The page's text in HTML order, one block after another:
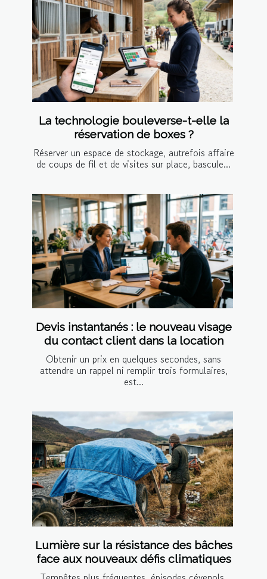
La technologie bouleverse-t-elle la
réservation de boxes ?
Réserver un espace de stockage, autrefois affaire
de coups de fil et de visites sur place, bascule...
Devis instantanés : le nouveau visage
du contact client dans la location
Obtenir un prix en quelques secondes, sans
attendre un rappel ni remplir trois formulaires,
est...
Lumière sur la résistance des bâches
face aux nouveaux défis climatiques